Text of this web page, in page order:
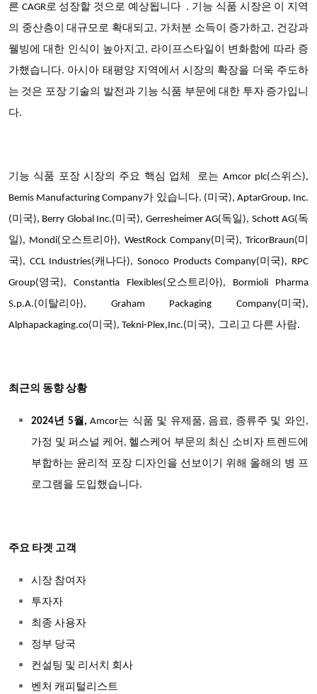
른 CAGR로 성장할 것으로 예상됩니다 . 기능 식품 시장은 이 지역
의 중산층이 대규모로 확대되고, 가처분 소득이 증가하고, 건강과
웰빙에 대한 인식이 높아지고, 라이프스타일이 변화함에 따라 증
가했습니다. 아시아 태평양 지역에서 시장의 확장을 더욱 주도하
는 것은 포장 기술의 발전과 기능 식품 부문에 대한 투자 증가입니
다.
기능 식품 포장 시장의 주요 핵심 업체
로는 Amcor plc(스위스),
Bemis Manufacturing Company가 있습니다. (미국), AptarGroup, Inc.
(미국), Berry Global Inc.(미국), Gerresheimer AG(독일), Schott AG(독
일), Mondi(오스트리아), WestRock Company(미국), TricorBraun(미
국), CCL Industries(캐나다), Sonoco Products Company(미국), RPC
Group(영국), Constantia Flexibles(오스트리아), Bormioli Pharma
S.p.A.(이탈리아), Graham Packaging Company(미국),
Alphapackaging.co(미국), Tekni-Plex,Inc.(미국), 그리고 다른 사람.
최근의 동향 상황
2024년 5월,Amcor는 식품 및 유제품, 음료, 증류주 및 와인,
가정 및 퍼스널 케어, 헬스케어 부문의 최신 소비자 트렌드에
부합하는 윤리적 포장 디자인을 선보이기 위해 올해의 병 프
로그램을 도입했습니다.
주요 타겟 고객
시장 참여자
투자자
최종 사용자
정부 당국
컨설팅 및 리서치 회사
벤처 캐피털리스트